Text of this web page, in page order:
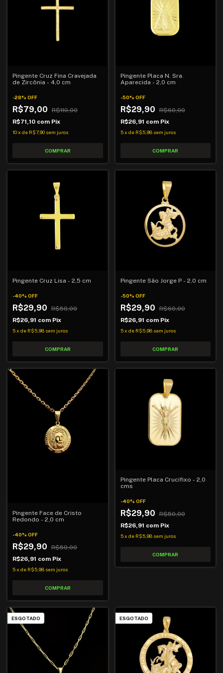
Pingente Cruz Fina Cravejada
de Zircônia - 4,0 cm
-28% OFF
R$79,00
R$110,00
R$71,10 com Pix
10x de R$7,90 sem juros
Pingente Placa N. Sra.
Aparecida - 2,0 cm
-50% OFF
R$29,90
R$60,00
R$26,91 com Pix
5 x de R$5,98 sem juros
Pingente Cruz Lisa - 2,5 cm
-40% OFF
R$29,90
R$50,00
R$26,91 com Pix
5x de R$5,98 sem juros
Pingente São Jorge P - 2,0 cm
-50% OFF
R$29,90
R$60,00
R$26,91 com Pix
5 x de R$5,98 sem juros
Pingente Face de Cristo
Redondo - 2,0 cm
-40% OFF
R$29,90
R$50,00
R$26,91 com Pix
5x de R$5,98 sem juros
Pingente Placa Crucifixo - 2,0
cms
-40% OFF
R$29,90
R$50,00
R$26,91 com Pix
5 x de R$5,98 sem juros
ESGOTADO ESGOTADO